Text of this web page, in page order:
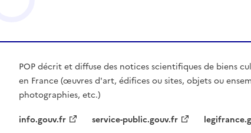
POP décrit et diffuse des notices scientifiques de biens
en France (œuvres d'art, édifices ou sites, objets ou
photographies, etc.)
info.gouv.fr
service-public.gouv.fr